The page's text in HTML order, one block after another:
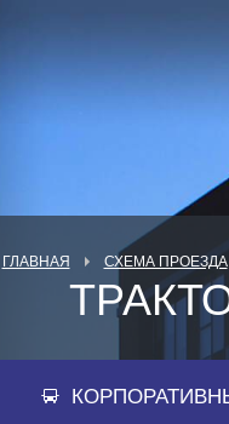
ГЛАВНАЯ СХЕМА ПРОЕЗДА